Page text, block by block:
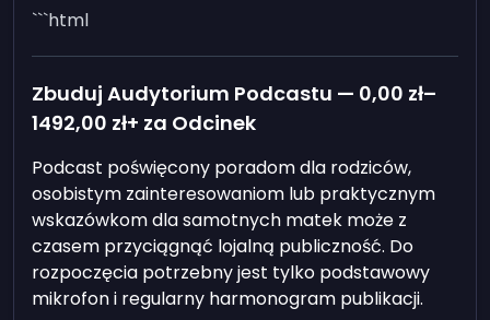
```html
Zbuduj Audytorium Podcastu — 0,00 zł–
1492,00 zł+ za Odcinek
Podcast poświęcony poradom dla rodziców,
osobistym zainteresowaniom lub praktycznym
wskazówkom dla samotnych matek może z
czasem przyciągnąć lojalną publiczność. Do
rozpoczęcia potrzebny jest tylko podstawowy
mikrofon i regularny harmonogram publikacji.